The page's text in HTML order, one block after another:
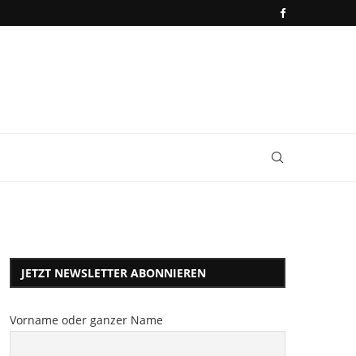
JETZT NEWSLETTER ABONNIEREN
Vorname oder ganzer Name